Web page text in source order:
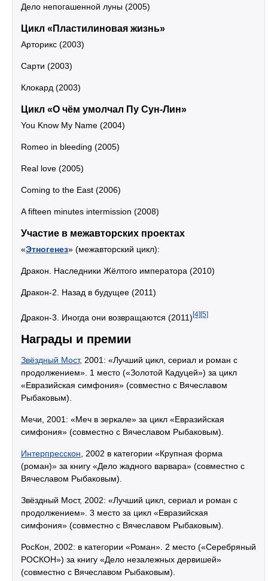
Дело непогашенной луны (2005)
Цикл «Пластилиновая жизнь»
Арторикс (2003)
Сарти (2003)
Клокард (2003)
Цикл «О чём умолчал Пу Сун-Лин»
You Know My Name (2004)
Romeo in bleeding (2005)
Real love (2005)
Coming to the East (2006)
A fifteen minutes intermission (2008)
Участие в межавторских проектах
«Этногенез» (межавторский цикл):
Дракон. Наследники Жёлтого императора (2010)
Дракон-2. Назад в будущее (2011)
Дракон-3. Иногда они возвращаются (2011) [4] [5]
Награды и премии
Звёздный Мост, 2001: «Лучший цикл, сериал и роман с
продолжением». 1 место («Золотой Кадуцей») за цикл
«Евразийская симфония» (совместно с Вячеславом
Рыбаковым).
Мечи, 2001: «Меч в зеркале» за цикл «Евразийская
симфония» (совместно с Вячеславом Рыбаковым).
Интерпресскон , 2002 в категории «Крупная форма
(роман)» за книгу «Дело жадного варвара» (совместно с
Вячеславом Рыбаковым).
Звёздный Мост, 2002: «Лучший цикл, сериал и роман с
продолжением». 3 место за цикл «Евразийская
симфония» (совместно с Вячеславом Рыбаковым).
РосКон, 2002: в категории «Роман». 2 место («Серебряный
РОСКОН») за книгу «Дело незалежных дервишей»
(совместно с Вячеславом Рыбаковым).